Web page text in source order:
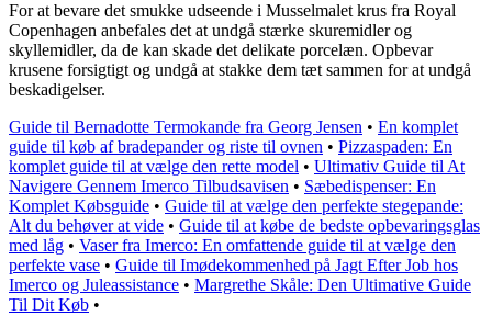
For at bevare det smukke udseende i Musselmalet krus fra Royal
Copenhagen anbefales det at undgå stærke skuremidler og
skyllemidler, da de kan skade det delikate porcelæn. Opbevar
krusene forsigtigt og undgå at stakke dem tæt sammen for at undgå
beskadigelser.
Guide til Bernadotte Termokande fra Georg Jensen • En komplet
guide til køb af bradepander og riste til ovnen • Pizzaspaden: En
komplet guide til at vælge den rette model • Ultimativ Guide til At
Navigere Gennem Imerco Tilbudsavisen • Sæbedispenser: En
Komplet Købsguide • Guide til at vælge den perfekte stegepande:
Alt du behøver at vide • Guide til at købe de bedste opbevaringsglas
med låg • Vaser fra Imerco: En omfattende guide til at vælge den
perfekte vase • Guide til Imødekommenhed på Jagt Efter Job hos
Imerco og Juleassistance • Margrethe Skåle: Den Ultimative Guide
Til Dit Køb •